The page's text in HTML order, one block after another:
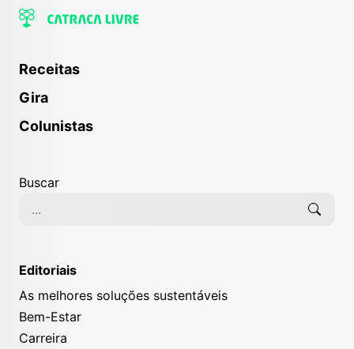
Receitas
Gira
Colunistas
Buscar
Editoriais
As melhores soluções sustentáveis
Bem-Estar
Carreira